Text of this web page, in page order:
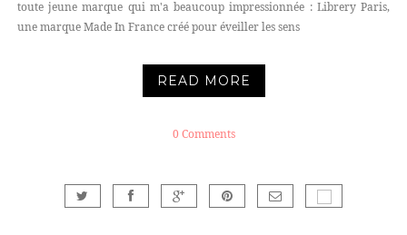
toute jeune marque qui m'a beaucoup impressionnée : Librery Paris,
une marque Made In France créé pour éveiller les sens
READ MORE
0 Comments